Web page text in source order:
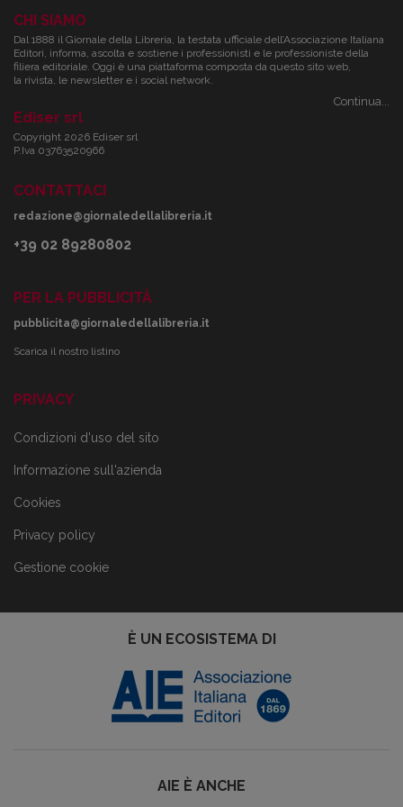
CHI SIAMO
Dal 1888 il Giornale della Libreria, la testata ufficiale dell’Associazione Italiana
Editori, informa, ascolta e sostiene i professionisti e le professioniste della
filiera editoriale. Oggi è una piattaforma composta da questo sito web,
la rivista, le newsletter e i social network.
Continua...
Ediser srl
Copyright 2026 Ediser srl
P.Iva 03763520966
CONTATTACI
redazione@giornaledellalibreria.it
+39 02 89280802
PER LA PUBBLICITÀ
pubblicita@giornaledellalibreria.it
Scarica il nostro listino
PRIVACY
Condizioni d'uso del sito
Informazione sull'azienda
Cookies
Privacy policy
Gestione cookie
È UN ECOSISTEMA DI
AIE È ANCHE